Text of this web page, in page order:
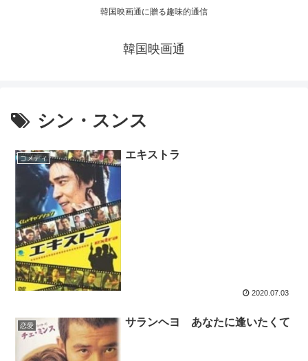
韓国映画通に贈る趣味的通信
韓国映画通
シン・スンス
コメディ エキストラ
2020.07.03
恋愛 サランヘヨ あなたに逢いたくて